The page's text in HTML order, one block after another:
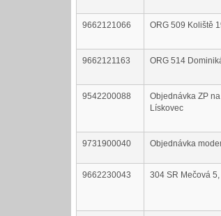
9662121066 ORG 509 Koliště
9662121163 ORG 514
9542200088
Objednávka ZP
Lískovec
9731900040 Objednávka
9662230043 304 SR Mečová